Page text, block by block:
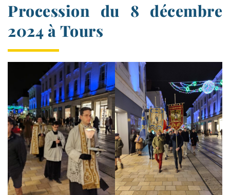
Procession du 8 décembre
2024 à Tours